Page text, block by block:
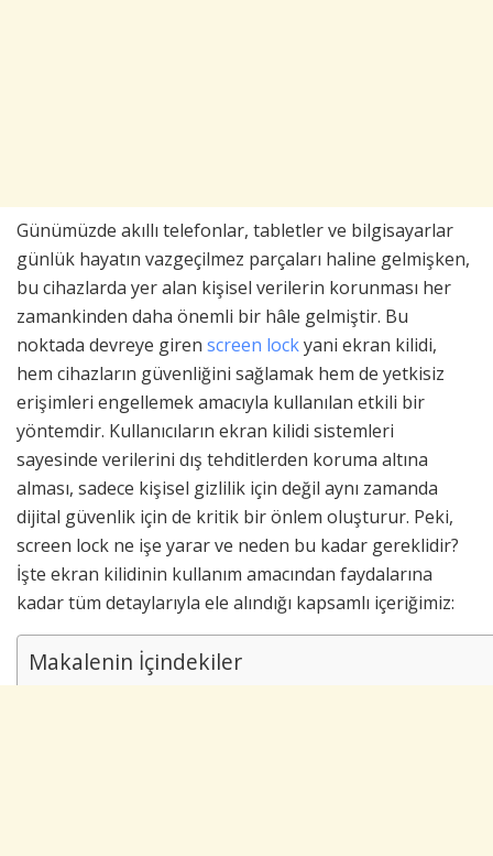
Günümüzde akıllı telefonlar, tabletler ve bilgisayarlar
günlük hayatın vazgeçilmez parçaları haline gelmişken,
bu cihazlarda yer alan kişisel verilerin korunması her
zamankinden daha önemli bir hâle gelmiştir. Bu
noktada devreye giren screen lockyani ekran kilidi,
hem cihazların güvenliğini sağlamak hem de yetkisiz
erişimleri engellemek amacıyla kullanılan etkili bir
yöntemdir. Kullanıcıların ekran kilidi sistemleri
sayesinde verilerini dış tehditlerden koruma altına
alması, sadece kişisel gizlilik için değil aynı zamanda
dijital güvenlik için de kritik bir önlem oluşturur. Peki,
screen lock ne işe yarar ve neden bu kadar gereklidir?
İşte ekran kilidinin kullanım amacından faydalarına
kadar tüm detaylarıyla ele alındığı kapsamlı içeriğimiz:
Makalenin İçindekiler